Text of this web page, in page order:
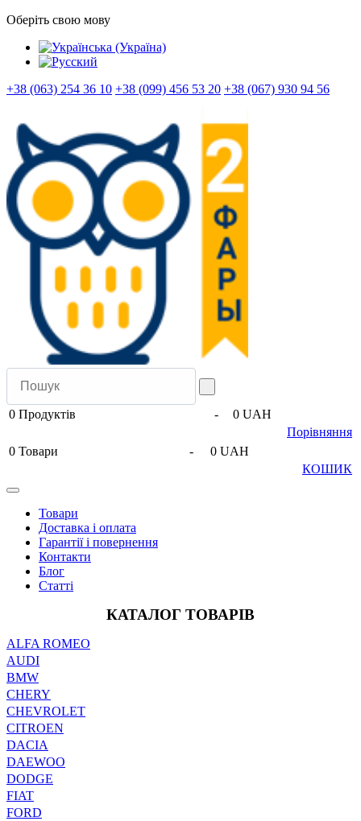
Оберіть свою мову
+38 (063) 254 36 10 +38 (099) 456 53 20 +38 (067) 930 94 56
0 Продуктів -
0 UAH
Порівняння
0 Товари -
0 UAH
КОШИК
Товари
Доставка і оплата
Гарантії і повернення
Контакти
Блог
Статті
КАТАЛОГ ТОВАРІВ
ALFA ROMEO
AUDI
BMW
CHERY
CHEVROLET
CITROEN
DACIA
DAEWOO
DODGE
FIAT
FORD